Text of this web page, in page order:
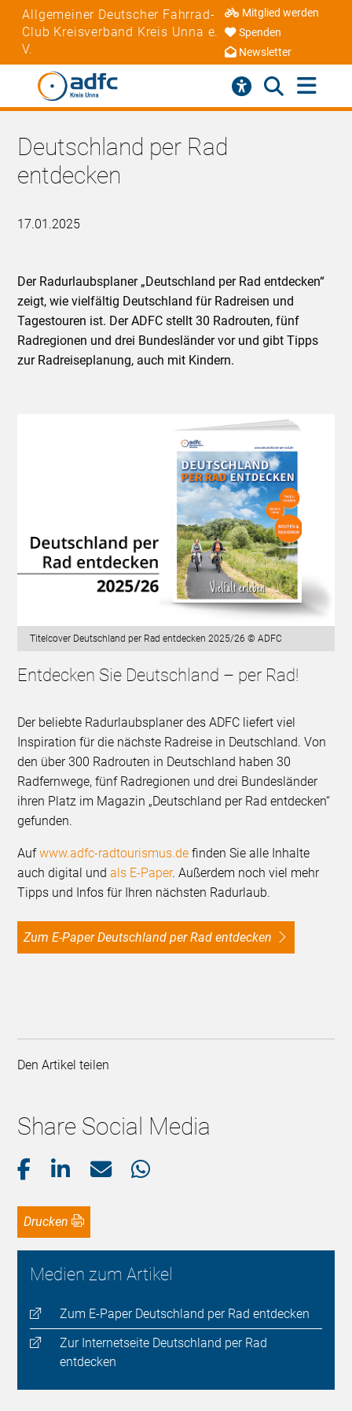
Allgemeiner Deutscher Fahrrad-
Club Kreisverband Kreis Unna e.
V.
Mitglied werden
Spenden
Newsletter
Deutschland per Rad
entdecken
17.01.2025
Der Radurlaubsplaner „Deutschland per Rad entdecken“
zeigt, wie vielfältig Deutschland für Radreisen und
Tagestouren ist. Der ADFC stellt 30 Radrouten, fünf
Radregionen und drei Bundesländer vor und gibt Tipps
zur Radreiseplanung, auch mit Kindern.
Titelcover Deutschland per Rad entdecken 2025/26 © ADFC
Entdecken Sie Deutschland – per Rad!
Der beliebte Radurlaubsplaner des ADFC liefert viel
Inspiration für die nächste Radreise in Deutschland. Von
den über 300 Radrouten in Deutschland haben 30
Radfernwege, fünf Radregionen und drei Bundesländer
ihren Platz im Magazin „Deutschland per Rad entdecken“
gefunden.
Aufwww.adfc-radtourismus.de finden Sie alle Inhalte
auch digital undals E-Paper. Außerdem noch viel mehr
Tipps und Infos für Ihren nächsten Radurlaub.
Zum E-Paper Deutschland per Rad entdecken
Den Artikel teilen
Share Social Media
Drucken
Medien zum Artikel
Zum E-Paper Deutschland per Rad entdecken
Zur Internetseite Deutschland per Rad
entdecken